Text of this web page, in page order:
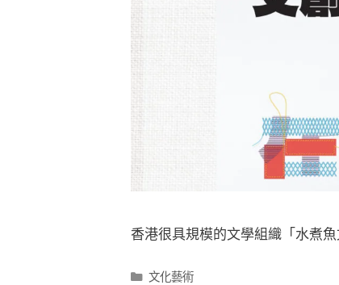
香港很具規模的文學組織「水煮
文化藝術